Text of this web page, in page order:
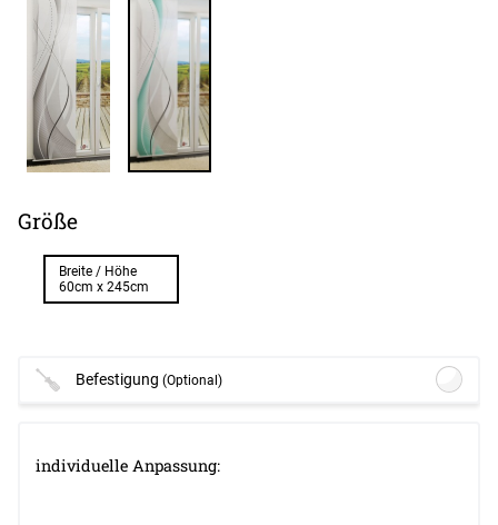
Größe
Breite / Höhe
60cm x 245cm
Befestigung(Optional)
+13,45 EUR)
individuelle Anpassung: